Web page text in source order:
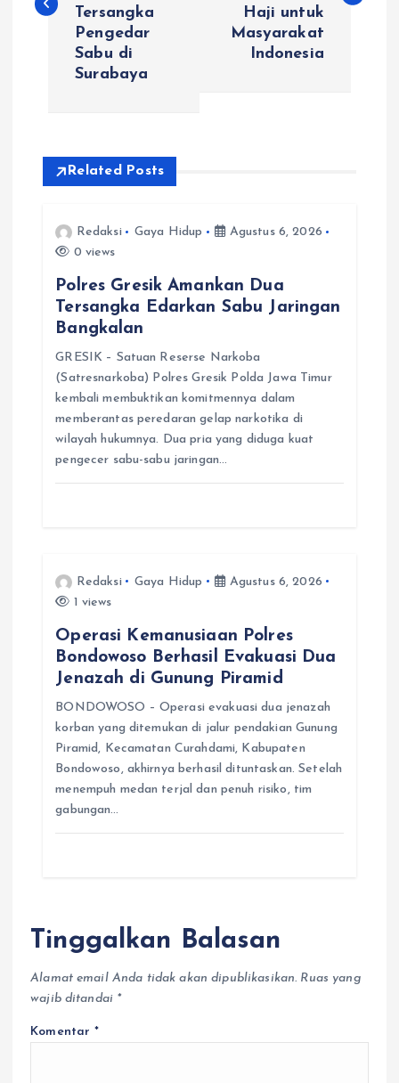
s
Tersangka
Pengedar
Sabu di
Surabaya
Haji untuk
Masyarakat
Indonesia
Related Posts
Redaksi Gaya Hidup
Agustus 6, 2026
0 views
Polres Gresik Amankan Dua
Tersangka Edarkan Sabu Jaringan
Bangkalan
GRESIK – Satuan Reserse Narkoba
(Satresnarkoba) Polres Gresik Polda Jawa Timur
kembali membuktikan komitmennya dalam
memberantas peredaran gelap narkotika di
wilayah hukumnya. Dua pria yang diduga kuat
pengecer sabu-sabu jaringan…
Redaksi Gaya Hidup
Agustus 6, 2026
1 views
Operasi Kemanusiaan Polres
Bondowoso Berhasil Evakuasi Dua
Jenazah di Gunung Piramid
BONDOWOSO – Operasi evakuasi dua jenazah
korban yang ditemukan di jalur pendakian Gunung
Piramid, Kecamatan Curahdami, Kabupaten
Bondowoso, akhirnya berhasil dituntaskan. Setelah
menempuh medan terjal dan penuh risiko, tim
gabungan…
Tinggalkan Balasan
Alamat email Anda tidak akan dipublikasikan. Ruas yang
wajib ditandai *
Komentar*